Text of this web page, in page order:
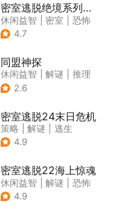
密室逃脱绝境系列2海盗船
休闲益智 密室
恐怖
| 密室逃脱
4.7
同盟神探
休闲益智 解谜
推理
| 密室逃脱
2.6
密室逃脱24末日危机
策略 解谜
逃生
| 密室逃脱
4.9
密室逃脱22海上惊魂
休闲益智 解谜
恐怖
| 密室逃脱
4.9